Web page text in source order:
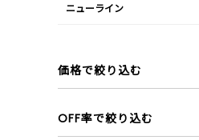
ニューライン
価格で絞り込む
OFF率で絞り込む